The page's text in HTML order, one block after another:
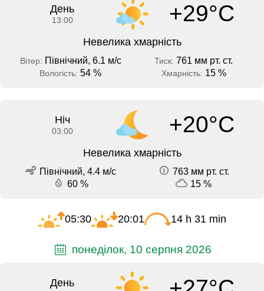
День
13:00 +29°C
Невелика хмарність
Вітер: Північний, 6.1 м/с Тиск: 761 мм рт. ст.
Вологість: 54 % Хмарність: 15 %
Ніч
03:00 +20°C
Невелика хмарність
Північний, 4.4 м/с
763 мм рт. ст.
60 %
15 %
05:30 20:01 14 h 31 min
понеділок, 10 серпня 2026
День